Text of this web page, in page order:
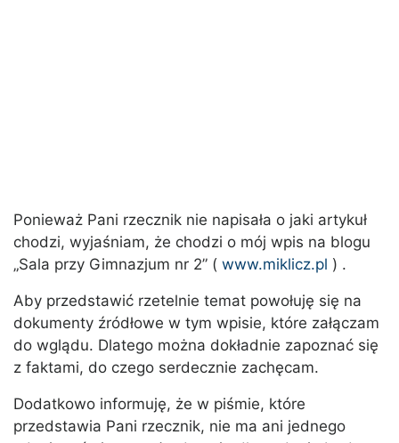
Ponieważ Pani rzecznik nie napisała o jaki artykuł
chodzi, wyjaśniam, że chodzi o mój wpis na blogu
„Sala przy Gimnazjum nr 2” ( www.miklicz.pl ) .
Aby przedstawić rzetelnie temat powołuję się na
dokumenty źródłowe w tym wpisie, które załączam
do wglądu. Dlatego można dokładnie zapoznać się
z faktami, do czego serdecznie zachęcam.
Dodatkowo informuję, że w piśmie, które
przedstawia Pani rzecznik, nie ma ani jednego